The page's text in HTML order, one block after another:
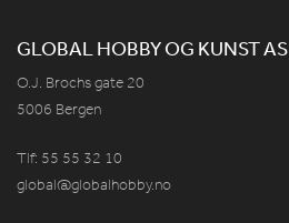
GLOBAL HOBBY OG KUNST AS
O.J. Brochs gate 20
5006 Bergen
Tlf: 55 55 32 10
global@globalhobby.no